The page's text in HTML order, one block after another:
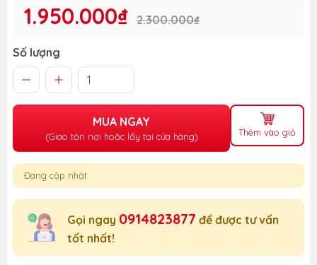
1.950.000₫ 2.300.000₫
Số lượng
MUA NGAY
(Giao tận nơi hoặc lấy tại cửa hàng) Thêm vào giỏ
Đang cập nhật
Gọi ngay 0914823877 để được tư vấn
tốt nhất!